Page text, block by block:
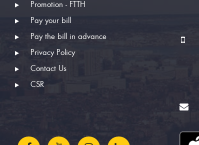
Promotion - FTTH
Pay your bill
Pay the bill in advance
Privacy Policy
Contact Us
CSR